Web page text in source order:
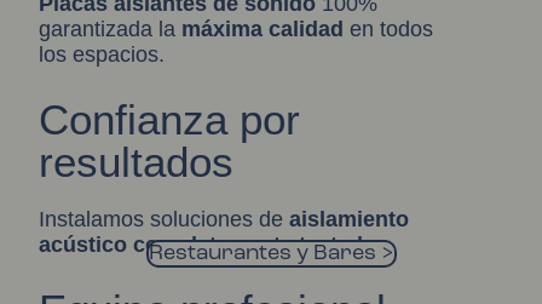
Oficinas y Coworking >
Colegios y Academias >
Clínicas y Hospitales >
Restaurantes y Bares >
garantizada la máxima calidad en todos
los espacios.
Confianza por
resultados
Instalamos soluciones de aislamiento
acústico completamente testadas.